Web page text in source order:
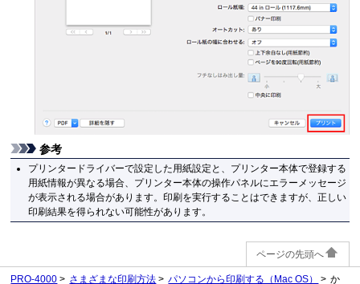
参考
プリンタードライバーで設定した用紙設定と、 プリンター本体で登録する
用紙情報が異なる場合、 プリンター本体の操作パネルにエラーメッセージ
が表示される場合があります。印刷を実行することはできますが、正しい
印刷結果を得られない可能性があります。
ページの先頭へ
PRO-4000 さまざまな印刷方法 パソコンから印刷する（Mac OS） か